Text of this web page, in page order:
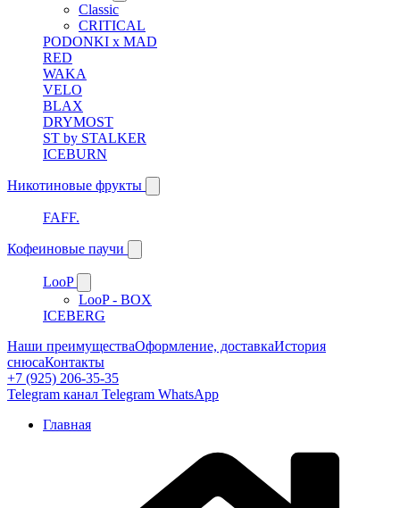
Classic
CRITICAL
PODONKI x MAD
RED
WAKA
VELO
BLAX
DRYMOST
ST by STALKER
ICEBURN
Никотиновые фрукты
FAFF.
Кофеиновые паучи
LooP
LooP - BOX
ICEBERG
Наши преимуществаОформление, доставкаИстория
снюсаКонтакты
+7 (925) 206-35-35
Telegram канал Telegram WhatsApp
Главная